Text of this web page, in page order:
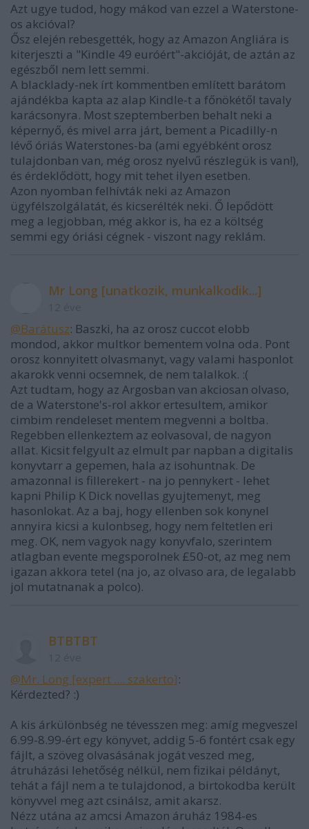
Azt ugye tudod, hogy mákod van ezzel a Waterstone-
os akcióval?
Ősz elején rebesgették, hogy az Amazon Angliára is
kiterjeszti a "Kindle 49 euróért"-akcióját, de aztán az
egészből nem lett semmi.
A blacklady-nek írt kommentben említett barátom
ajándékba kapta az alap Kindle-t a főnökétől tavaly
karácsonyra. Most szeptemberben behalt neki a
képernyő, és mivel arra járt, bement a Picadilly-n
lévő óriás Waterstones-ba (ami egyébként orosz
tulajdonban van, még orosz nyelvű részlegük is van!),
és érdeklődött, hogy mit tehet ilyen esetben.
Azon nyomban felhívták neki az Amazon
ügyfélszolgálatát, és kicserélték neki. Ő lepődött
meg a legjobban, még akkor is, ha ez a költség
semmi egy óriási cégnek - viszont nagy reklám.
Mr Long [unatkozik, munkalkodik...]
@Barátusz: Baszki, ha az orosz cuccot elobb
mondod, akkor multkor bementem volna oda. Pont
orosz konnyitett olvasmanyt, vagy valami hasponlot
akarokk venni ocsemnek, de nem talalkok. :(
Azt tudtam, hogy az Argosban van akciosan olvaso,
de a Waterstone's-rol akkor ertesultem, amikor
cimbim rendeleset mentem megvenni a boltba.
Regebben ellenkeztem az eolvasoval, de nagyon
allat. Kicsit felgyult az elmult par napban a digitalis
konyvtarr a gepemen, hala az isohuntnak. De
amazonnal is fillerekert - na jo pennykert - lehet
kapni Philip K Dick novellas gyujtemenyt, meg
hasonlokat. Az a baj, hogy ellenben sok konynel
annyira kicsi a kulonbseg, hogy nem feltetlen eri
meg. OK, nem vagyok nagy konyvfalo, szerintem
atlagban evente megsporolnek £50-ot, az meg nem
igazan akkora tetel (na jo, az olvaso ara, de legalabb
jol mutatnanak a polco).
BTBTBT
@Mr. Long [expert .... szakerto]:
Kérdezted? :)
A kis árkülönbség ne tévesszen meg: amíg megveszel
6.99-8.99-ért egy könyvet, addig 5-6 fontért csak egy
fájlt, a szöveg olvasásának jogát veszed meg,
átruházási lehetőség nélkül, nem fizikai példányt,
tehát a fájl nem a te tulajdonod, a birtokodba került
könyvvel meg azt csinálsz, amit akarsz.
Nézz utána az amcsi Amazon áruház 1984-es